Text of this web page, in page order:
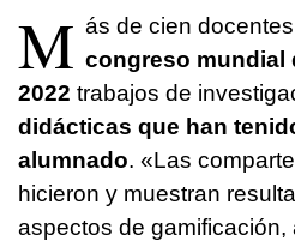
M ás de cien
congreso mundial
2022 trabajos de
didácticas que han
alumnado. «Las
hicieron y muestran
aspectos de gamificación,